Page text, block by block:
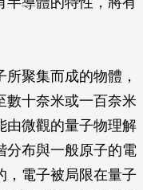
聚集而成的物體，
數十奈米或一百奈米
由微觀的量子物理解
分布與一般原子的電
，電子被局限在量子